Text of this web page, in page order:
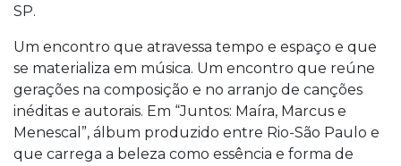
SP.
Um encontro que atravessa tempo e espaço e que
se materializa em música. Um encontro que reúne
gerações na composição e no arranjo de canções
inéditas e autorais. Em “Juntos: Maíra, Marcus e
Menescal”, álbum produzido entre Rio-São Paulo e
que carrega a beleza como essência e forma de